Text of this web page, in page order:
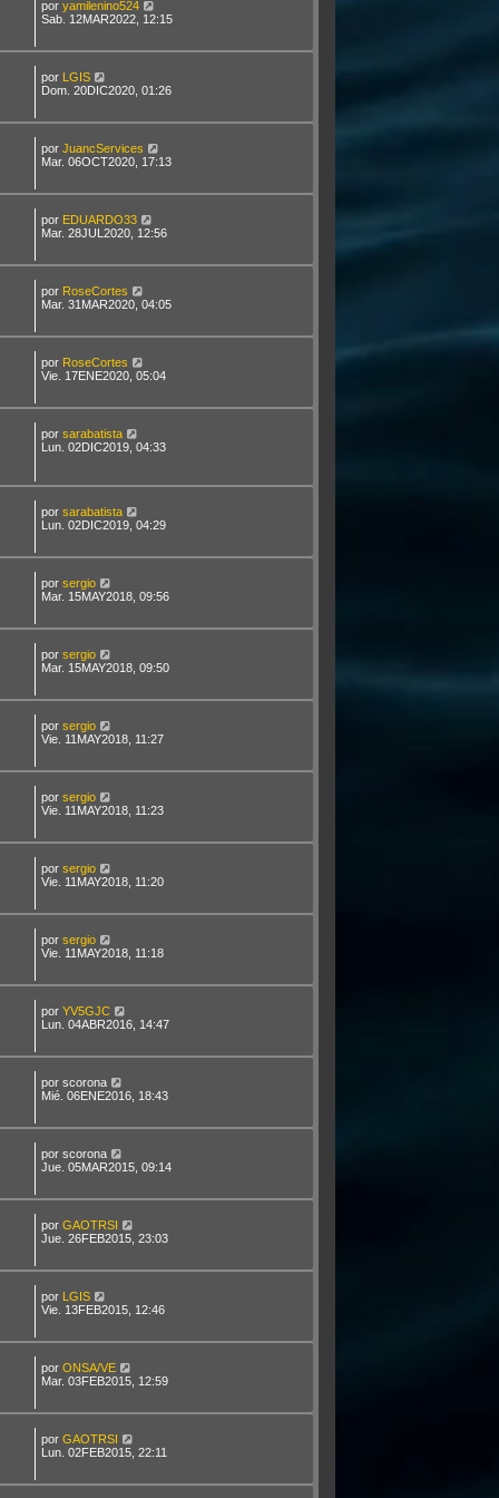
por yamilenino524
Sab. 12MAR2022, 12:15
por LGIS
Dom. 20DIC2020, 01:26
por JuancServices
Mar. 06OCT2020, 17:13
por EDUARDO33
Mar. 28JUL2020, 12:56
por RoseCortes
Mar. 31MAR2020, 04:05
por RoseCortes
Vie. 17ENE2020, 05:04
por sarabatista
Lun. 02DIC2019, 04:33
por sarabatista
Lun. 02DIC2019, 04:29
por sergio
Mar. 15MAY2018, 09:56
por sergio
Mar. 15MAY2018, 09:50
por sergio
Vie. 11MAY2018, 11:27
por sergio
Vie. 11MAY2018, 11:23
por sergio
Vie. 11MAY2018, 11:20
por sergio
Vie. 11MAY2018, 11:18
por YV5GJC
Lun. 04ABR2016, 14:47
por scorona
Mié. 06ENE2016, 18:43
por scorona
Jue. 05MAR2015, 09:14
por GAOTRSI
Jue. 26FEB2015, 23:03
por LGIS
Vie. 13FEB2015, 12:46
por ONSA/VE
Mar. 03FEB2015, 12:59
por GAOTRSI
Lun. 02FEB2015, 22:11